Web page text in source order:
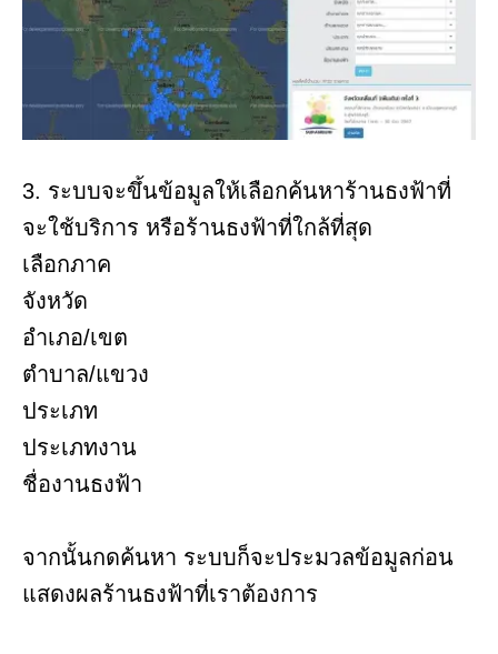
3. ระบบจะขึ้นข้อมูลให้เลือกค้นหาร้านธงฟ้าที่
จะใช้บริการ หรือร้านธงฟ้าที่ใกล้ที่สุด
เลือกภาค
จังหวัด
อำเภอ/เขต
ตำบาล/แขวง
ประเภท
ประเภทงาน
ชื่องานธงฟ้า
จากนั้นกดค้นหา ระบบก็จะประมวลข้อมูลก่อน
แสดงผลร้านธงฟ้าที่เราต้องการ